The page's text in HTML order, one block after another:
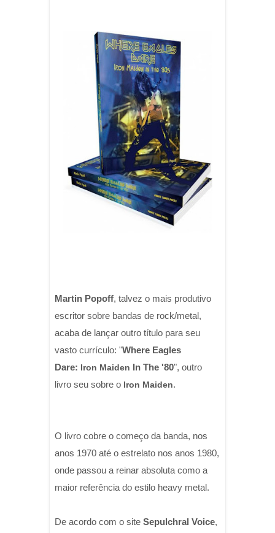
Martin Popoff, talvez o mais produtivo
escritor sobre bandas de rock/metal,
acaba de lançar outro título para seu
vasto currículo: "Where Eagles
Dare: Iron Maiden In The '80", outro
livro seu sobre o Iron Maiden.
O livro cobre o começo da banda, nos
anos 1970 até o estrelato nos anos 1980,
onde passou a reinar absoluta como a
maior referência do estilo heavy metal.
De acordo com o site Sepulchral Voice,